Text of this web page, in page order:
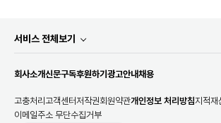
서비스 전체보기
회사소개신문구독후원하기 광고안내채용
고충처리 고객센터저작권회원약관개인정보 처리방침지적재
이메일주소 무단수집거부